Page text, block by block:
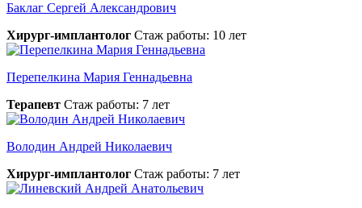
Баклаг Сергей Александрович
Хирург-имплантолог Стаж работы: 10 лет
Перепелкина Мария Геннадьевна
Терапевт Стаж работы: 7 лет
Володин Андрей Николаевич
Хирург-имплантолог Стаж работы: 7 лет